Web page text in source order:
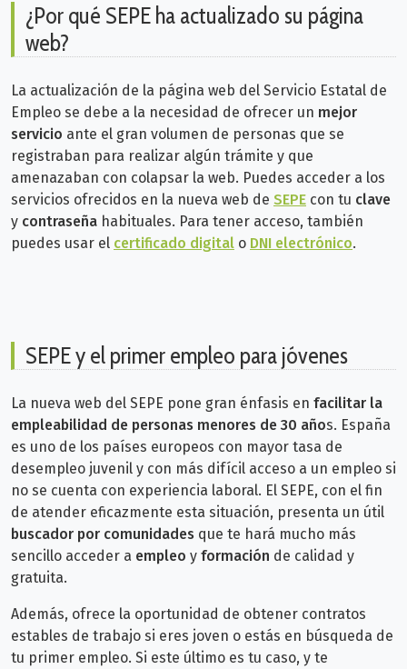
¿Por qué SEPE ha actualizado su página
web?
La actualización de la página web del Servicio Estatal de
Empleo se debe a la necesidad de ofrecer un mejor
servicio ante el gran volumen de personas que se
registraban para realizar algún trámite y que
amenazaban con colapsar la web. Puedes acceder a los
servicios ofrecidos en la nueva web de SEPE con tu clave
y contraseña habituales. Para tener acceso, también
puedes usar el certificado digital o DNI electrónico.
SEPE y el primer empleo para jóvenes
La nueva web del SEPE pone gran énfasis en facilitar la
empleabilidad de personas menores de 30 años. España
es uno de los países europeos con mayor tasa de
desempleo juvenil y con más difícil acceso a un empleo si
no se cuenta con experiencia laboral. El SEPE, con el fin
de atender eficazmente esta situación, presenta un útil
buscador por comunidades que te hará mucho más
sencillo acceder a empleo y formación de calidad y
gratuita.
Además, ofrece la oportunidad de obtener contratos
estables de trabajo si eres joven o estás en búsqueda de
tu primer empleo. Si este último es tu caso, y te